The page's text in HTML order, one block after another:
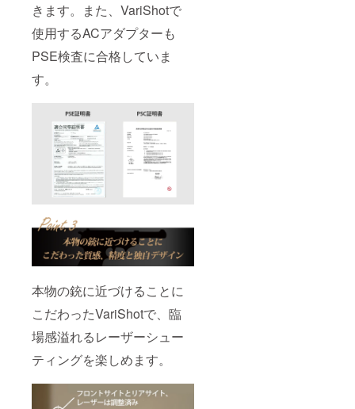
きます。また、VariShotで
使用するACアダプターも
PSE検査に合格していま
す。
本物の銃に近づけることに
こだわったVariShotで、臨
場感溢れるレーザーシュー
ティングを楽しめます。